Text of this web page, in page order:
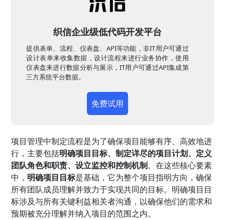
织信企业级低代码开发平台
提供表单、流程、仪表盘、API等功能，非IT用户可通过
设计表单来收集数据，设计流程来进行业务协作，使用
仪表盘来进行数据分析与展示，IT用户可通过API集成第
三方系统平台数据。
免费试用
项目管理中制定流程是为了确保项目能够有序、高效地进
行，主要包括明确项目目标、制定详尽的项目计划、定义
团队角色和职责、设立监控和控制机制。在这些核心要素
中， 明确项目目标是基础，它为整个项目指明方向，确保
所有团队成员理解并致力于实现共同的目标。明确项目目
标涉及与所有关键利益相关者沟通，以确保他们的需求和
预期被充分理解并纳入项目的范围之内。